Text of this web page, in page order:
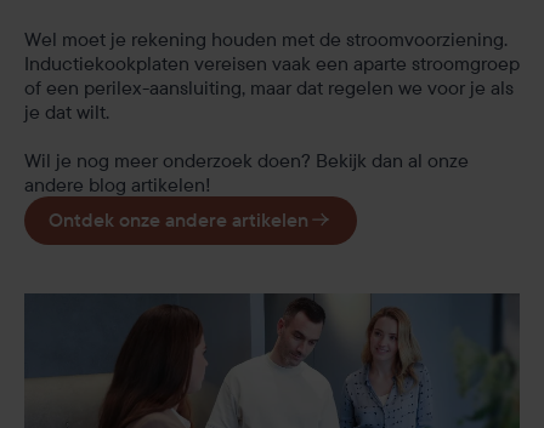
Wel moet je rekening houden met de stroomvoorziening.
Inductiekookplaten vereisen vaak een aparte stroomgroep
of een perilex-aansluiting, maar dat regelen we voor je als
je dat wilt.
Wil je nog meer onderzoek doen? Bekijk dan al onze
andere blog artikelen!
Ontdek onze andere artikelen